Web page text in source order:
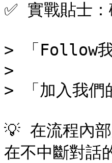
✅ 實戰貼士
> 「Follow我
>
> 「加入我
💡 在流程內
在不中斷對話